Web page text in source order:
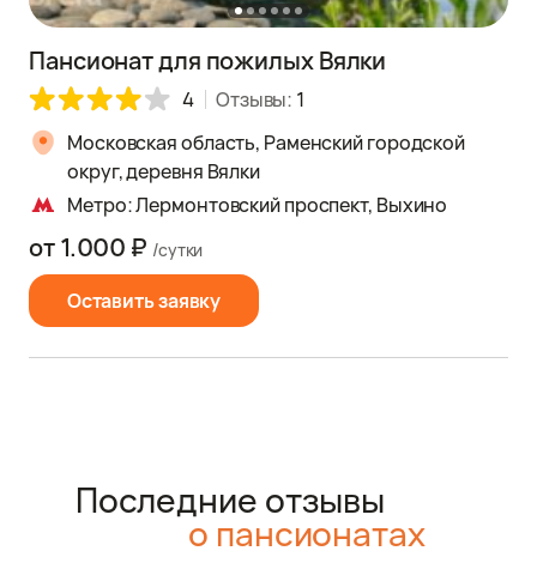
Пансионат для пожилых Вялки
4 Отзывы: 1
Московская область, Раменский городской
округ, деревня Вялки
Метро: Лермонтовский проспект, Выхино
Оставить заявку
от 1.000 ₽ /сутки
Последние отзывы
о пансионатах